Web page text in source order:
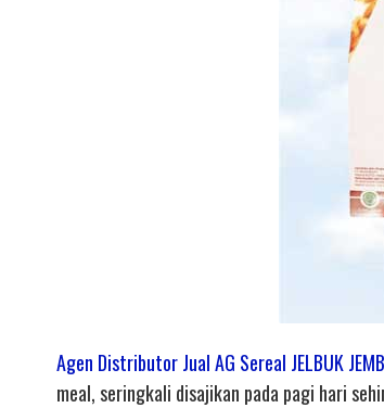
Agen Distributor Jual AG Sereal JELBUK
meal, seringkali disajikan pada pagi hari